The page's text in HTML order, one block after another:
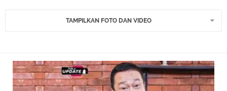
TAMPILKAN FOTO DAN VIDEO